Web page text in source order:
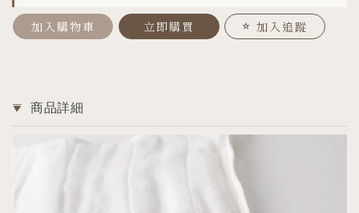
加入購物車 立即購買 加入追蹤
商品詳細